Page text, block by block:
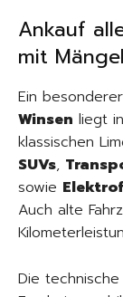
Ankauf
mit
Ein
Winsen liegt
klassischen
SUVs,
sowie
Auch alte
Die